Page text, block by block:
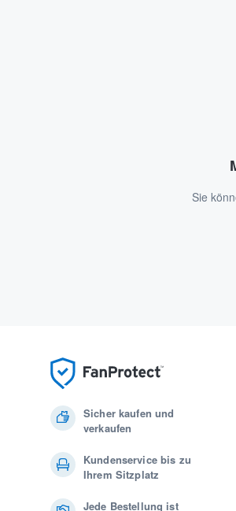
Sie
Sicher kaufen und
verkaufen
Kundenservice bis zu
Ihrem Sitzplatz
Jede Bestellung ist